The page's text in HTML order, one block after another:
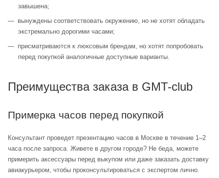
завышена;
вынуждены соответствовать окружению, но не хотят обладать
экстремально дорогими часами;
присматриваются к люксовым брендам, но хотят попробовать
перед покупкой аналогичные доступные варианты.
Преимущества заказа в GMT-club
Примерка часов перед покупкой
Консультант проведет презентацию часов в Москве в течение 1–2
часа после запроса. Живете в другом городе? Не беда, можете
примерить аксессуары перед выкупом или даже заказать доставку
авиакурьером, чтобы проконсультироваться с экспертом лично.